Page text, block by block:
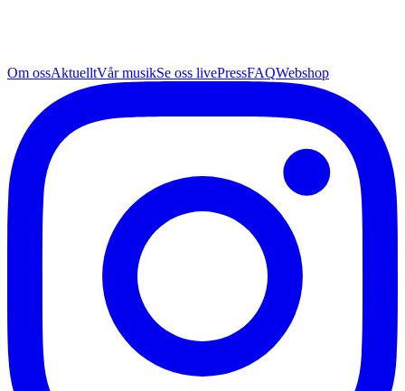
Om ossAktuelltVår musikSe oss livePressFAQWebshop